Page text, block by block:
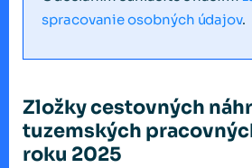
spracovanie osobných údajov.
Zložky cestovných
tuzemských
roku 2025